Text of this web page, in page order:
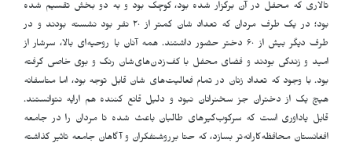
تالاری که محفل در آن برگزار شده بود، کوچک بود و به دو بخش تقسیم شده
بود؛ در یک طرف مردان که تعداد شان کمتر از ۲۰ نفر بود نشسته بودند و در
طرف دیگر بیش از ۶۰ دختر حضور داشتند. همه آنان با روحیه‌ای بالا، سرشار از
امید و زندگی بودند و فضای محفل با کف‌زدن‌های‌شان رنگ و بوی خاصی گرفته
بود. با وجود که تعداد زنان در تمام فعالیت‌های شان قابل توجه بود، اما متاسفانه
هیچ یک از دختران جز سخنرانان نبود و دلیل قانع کننده هم ارایه نتوانستند.
قابل یاد‌اوری است که سرکوب‌گیر‌های طالبان باعث شده تا مردان را در جامعه
افغانستان محافظه‌کارانه‌تر بسازد، که حتا برروشنفکران و آگاهان جامعه تاثیر گذاشته